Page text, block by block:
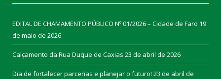
EDITAL DE CHAMAMENTO PÚBLICO Nº 01/2026 – Cidade de Faro 19
de maio de 2026
Calçamento da Rua Duque de Caxias 23 de abril de 2026
Dia de fortalecer parcerias e planejar o futuro! 23 de abril de